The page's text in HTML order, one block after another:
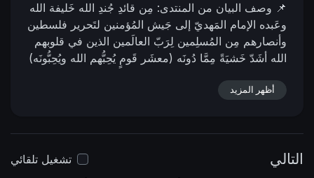
📌 وصف البیان من المنتدى: مِن قائدِ جُندِ الله خَليفة الله
وعَبده الإمام المَهديّ إلى جَيش المُؤمنين لتَحرير فلسطين
وأنصارهم مِن المُسلِمين لِرَبّ العالَمين الذين في قلوبهم
الله أشَدّ خَشيَةً مِمَّا دُونَه (معشَر قَومٍ يُحِبُّهم الله ويُحِبُّونَه)
هـ 04 - 04 - 2025 مـ
أظهر المزيد
التالي
تشغيل تلقائي